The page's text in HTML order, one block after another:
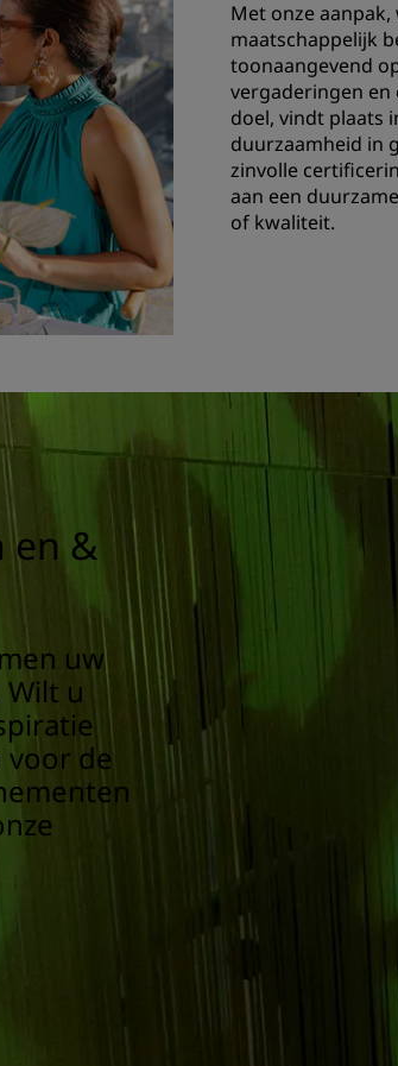
Met onze
maatschappelijk
toonaangevend
vergaderingen en
doel, vindt plaats
duurzaamheid in
zinvolle
aan een
of kwaliteit.
en &
uw
u
voor de